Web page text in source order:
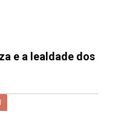
e a lealdade dos